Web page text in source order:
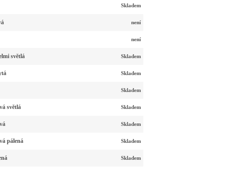
Skladem
není
není
světlá Skladem
Skladem
Skladem
světlá Skladem
Skladem
pálená Skladem
Skladem